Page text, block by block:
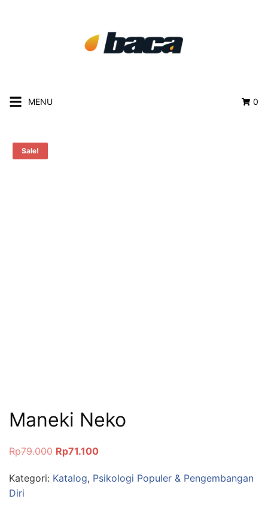
MENU 0
Sale!
Maneki Neko
Rp79.000 Rp71.100
Kategori: Katalog, Psikologi Populer & Pengembangan
Diri